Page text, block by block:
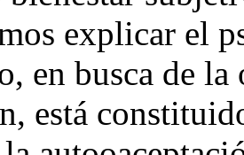
explicar el
en busca de